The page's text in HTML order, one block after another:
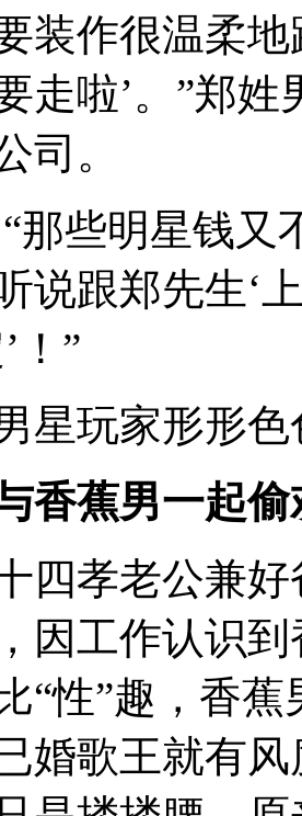
装作很温柔
走啦’。”郑
司。
那些明星钱又
说跟郑先生‘
！”
星玩家形形
香蕉男一起偷
四孝老公兼
因工作认识
“性”趣，香
婚歌王就有